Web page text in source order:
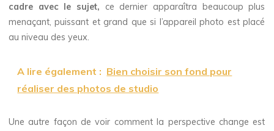
cadre avec le sujet, ce dernier apparaîtra beaucoup plus
menaçant, puissant et grand que si l’appareil photo est placé
au niveau des yeux.
A lire également : Bien choisir son fond pour
réaliser des photos de studio
Une autre façon de voir comment la perspective change est